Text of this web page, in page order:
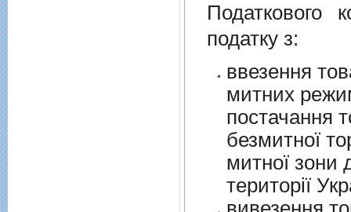
Податкового
податку з:
ввезення
митних
постачання
безмитної
митної зони для їх
території